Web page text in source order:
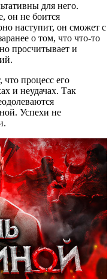
для него.
он не боится
наступит, он сможет с
о том, что что-то
просчитывает и
процесс его
и неудачах. Так
Успехи не